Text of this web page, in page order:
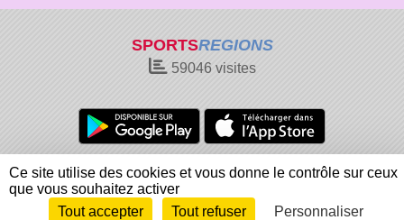
SPORTSREGIONS
59046visites
Charte cookies
Gestion des cookies
Informations légales
Signaler un contenu inapproprié
Envie de participer ?
Connexion
Ce site utilise des cookies et vous donne le contrôle sur ceux
que vous souhaitez activer
Tout accepter
Tout refuser Personnaliser